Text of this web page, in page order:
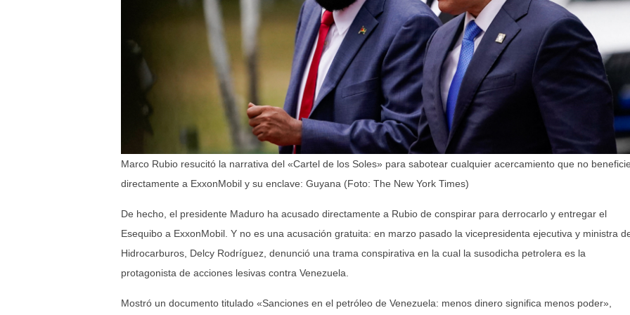
Marco Rubio resucitó la narrativa del «Cartel de los Soles» para sabotear cualquier acercamiento que no
directamente a ExxonMobil y su enclave: Guyana (Foto: The New York Times)
De hecho, el presidente Maduro ha acusado directamente a Rubio de conspirar para derrocarlo y entregar el
Esequibo a ExxonMobil. Y no es una acusación gratuita: en marzo pasado la vicepresidenta ejecutiva y ministra
Hidrocarburos, Delcy Rodríguez, denunció una trama conspirativa en la cual la susodicha petrolera es la
protagonista de acciones lesivas contra Venezuela.
Mostró un documento titulado «Sanciones en el petróleo de Venezuela: menos dinero significa menos poder»,